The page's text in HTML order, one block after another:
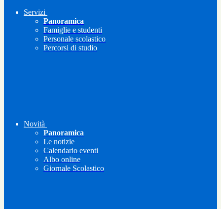
Servizi
Panoramica
Famiglie e studenti
Personale scolastico
Percorsi di studio
Novità
Panoramica
Le notizie
Calendario eventi
Albo online
Giornale Scolastico